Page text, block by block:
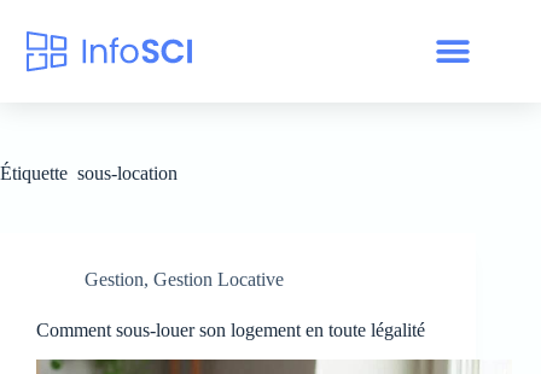
Étiquette sous-location
Gestion, Gestion Locative
Comment sous-louer son logement en toute légalité